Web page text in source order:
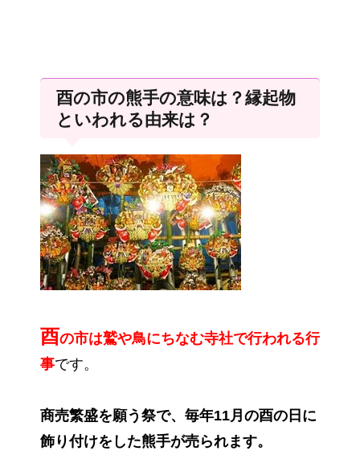
酉の市の熊手の意味は？縁起物
といわれる由来は？
酉の市は鷲や鳥にちなむ寺社で行われる行
事です。
商売繁盛を願う祭で、毎年11月の酉の日に
飾り付けをした熊手が売られます。